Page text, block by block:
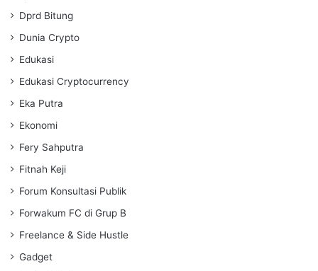
Dprd Bitung
Dunia Crypto
Edukasi
Edukasi Cryptocurrency
Eka Putra
Ekonomi
Fery Sahputra
Fitnah Keji
Forum Konsultasi Publik
Forwakum FC di Grup B
Freelance & Side Hustle
Gadget